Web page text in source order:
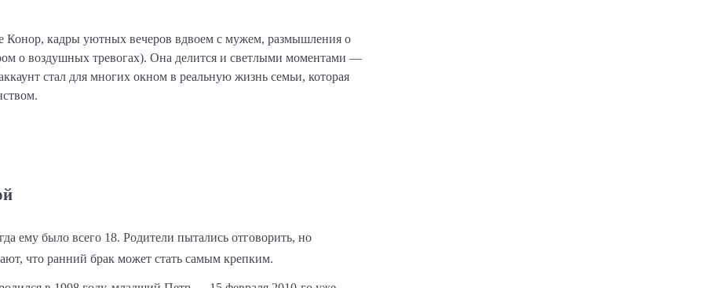
Конор, кадры уютных вечеров вдвоем с мужем, размышления о
о воздушных тревогах). Она делится и светлыми моментами —
стал для многих окном в реальную жизнь семьи, которая
ему было всего 18. Родители пытались отговорить, но
что ранний брак может стать самым крепким.